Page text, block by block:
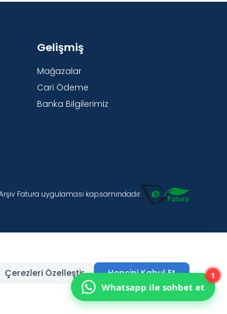
Whatsapp ile sohbet et
1
Gelişmiş
Mağazalar
Cari Ödeme
Banka Bilgilerimiz
Fatura uygulaması kapsamındadır.
Çerezleri Özelleştir Hepsini Kabul Et